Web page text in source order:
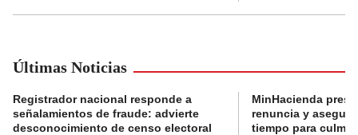
Últimas Noticias
Registrador nacional responde a
señalamientos de fraude: advierte
desconocimiento de censo electoral
MinHacienda
renuncia y
tiempo para